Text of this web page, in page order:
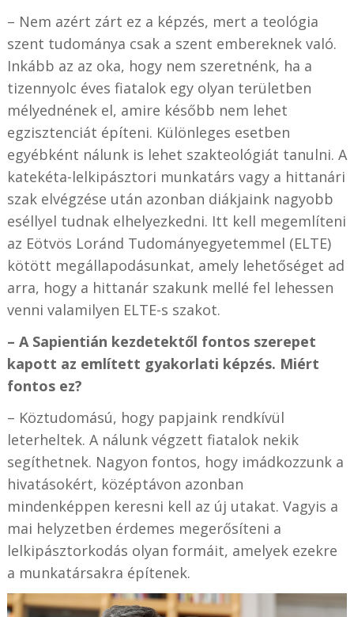
– Nem azért zárt ez a képzés, mert a teológia
szent tudománya csak a szent embereknek való.
Inkább az az oka, hogy nem szeretnénk, ha a
tizennyolc éves fiatalok egy olyan területben
mélyednének el, amire később nem lehet
egzisztenciát építeni. Különleges esetben
egyébként nálunk is lehet szakteológiát tanulni. A
katekéta-lelkipásztori munkatárs vagy a hittanári
szak elvégzése után azonban diákjaink nagyobb
eséllyel tudnak elhelyezkedni. Itt kell megemlíteni
az Eötvös Loránd Tudományegyetemmel (ELTE)
kötött megállapodásunkat, amely lehetőséget ad
arra, hogy a hittanár szakunk mellé fel lehessen
venni valamilyen ELTE-s szakot.
– A Sapientián kezdetektől fontos szerepet
kapott az említett gyakorlati képzés. Miért
fontos ez?
– Köztudomású, hogy papjaink rendkívül
leterheltek. A nálunk végzett fiatalok nekik
segíthetnek. Nagyon fontos, hogy imádkozzunk a
hivatásokért, középtávon azonban
mindenképpen keresni kell az új utakat. Vagyis a
mai helyzetben érdemes megerősíteni a
lelkipásztorkodás olyan formáit, amelyek ezekre
a munkatársakra építenek.